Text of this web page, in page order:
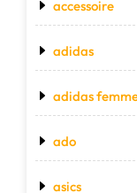
accessoire
adidas
adidas
ado
asics